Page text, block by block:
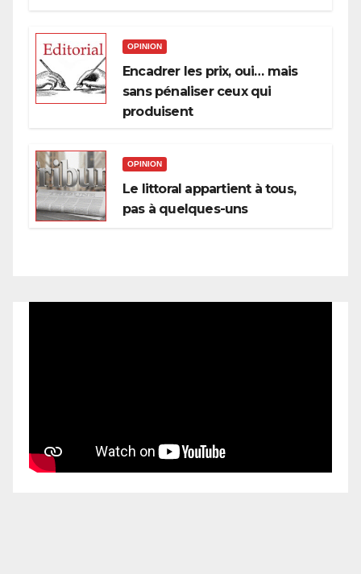
OPINION
Encadrer les prix, oui… mais
sans pénaliser ceux qui
produisent
OPINION
Le littoral appartient à tous,
pas à quelques-uns